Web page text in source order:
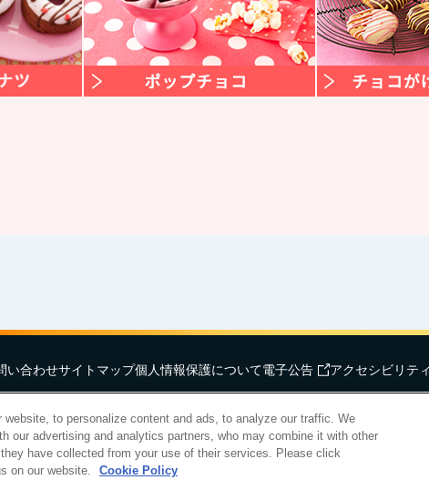
い合わせサイトマップ個人情報保護について電子公告 アクセシビリテ
明治ホ
Meiji Co., Ltd. All Rights Reserved.
to personalize content and ads, to analyze our traffic. We
our advertising and analytics partners, who may combine it with other
have collected from your use of their services. Please click
on our website.
Cookie Policy